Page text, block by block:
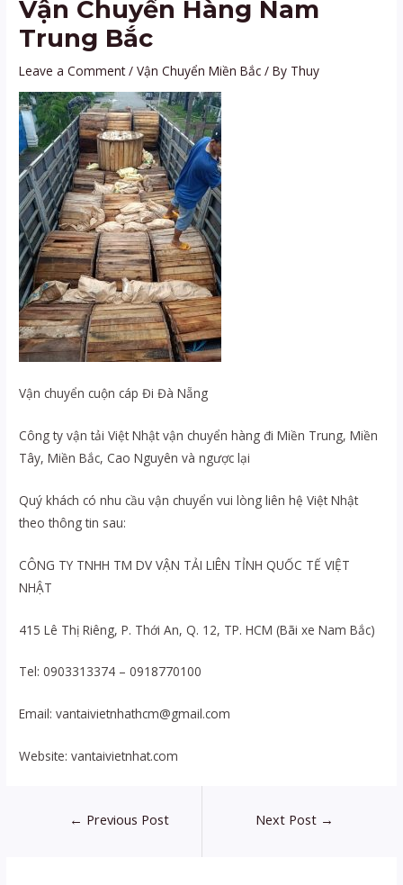
Vận Chuyển Hàng Nam
Trung Bắc
Leave a Comment /Vận Chuyển Miền Bắc / By Thuy
Vận chuyển cuộn cáp Đi Đà Nẵng
Công ty vận tải Việt Nhật vận chuyển hàng đi Miền Trung, Miền
Tây, Miền Bắc, Cao Nguyên và ngược lại
Quý khách có nhu cầu vận chuyển vui lòng liên hệ Việt Nhật
theo thông tin sau:
CÔNG TY TNHH TM DV VẬN TẢI LIÊN TỈNH QUỐC TẾ VIỆT
NHẬT
415 Lê Thị Riêng, P. Thới An, Q. 12, TP. HCM (Bãi xe Nam Bắc)
Tel: 0903313374 – 0918770100
Email: vantaivietnhathcm@gmail.com
Website: vantaivietnhat.com
← Previous Post Next Post →